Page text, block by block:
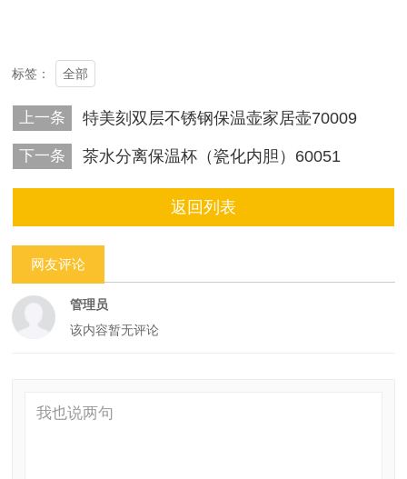
标签： 全部
上一条 特美刻双层不锈钢保温壶家居壶70009
下一条 茶水分离保温杯（瓷化内胆）60051
返回列表
网友评论
管理员
该内容暂无评论